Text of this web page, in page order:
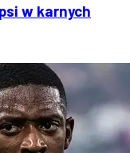
w karnych